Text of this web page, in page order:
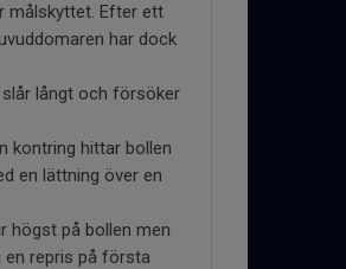
målskyttet. Efter ett
har dock
långt och försöker
kontring hittar bollen
en lättning över en
högst på bollen men
en repris på första